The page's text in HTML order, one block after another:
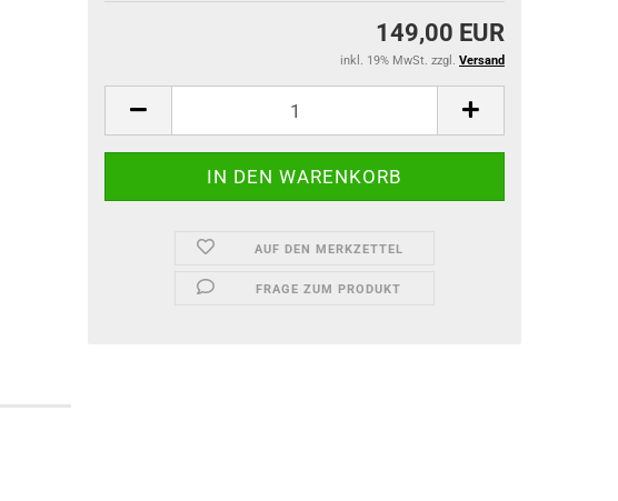
149,00 EUR
inkl. 19% MwSt. zzgl. Versand
AUF DEN MERKZETTEL
FRAGE ZUM PRODUKT